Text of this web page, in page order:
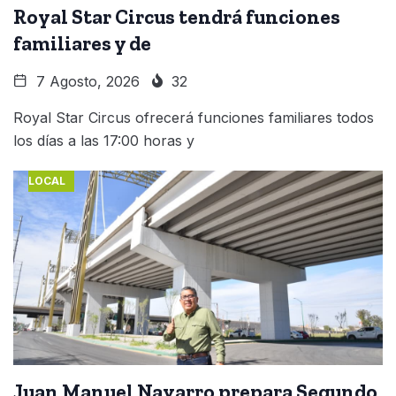
Royal Star Circus tendrá funciones
familiares y de
7 Agosto, 2026 32
Royal Star Circus ofrecerá funciones familiares todos
los días a las 17:00 horas y
LOCAL